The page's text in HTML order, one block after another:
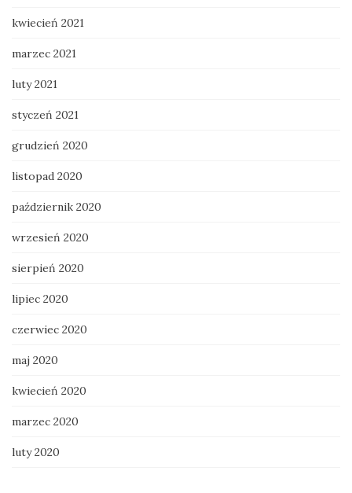
kwiecień 2021
marzec 2021
luty 2021
styczeń 2021
grudzień 2020
listopad 2020
październik 2020
wrzesień 2020
sierpień 2020
lipiec 2020
czerwiec 2020
maj 2020
kwiecień 2020
marzec 2020
luty 2020